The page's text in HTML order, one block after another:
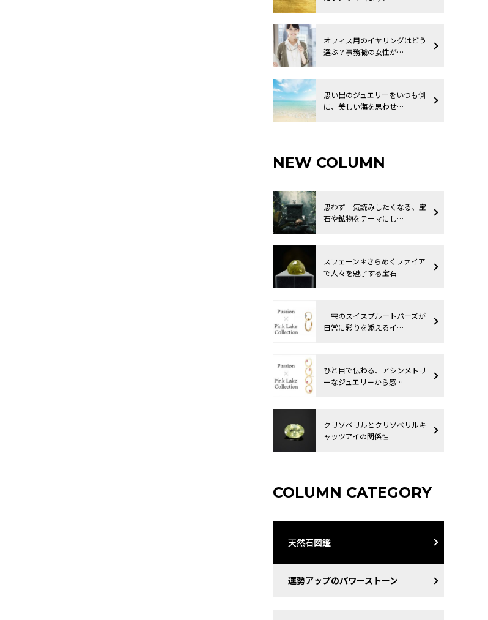
オフィス用のイヤリングはどう
選ぶ？事務職の女性が…
思い出のジュエリーをいつも側
に、美しい海を思わせ…
NEW COLUMN
思わず一気読みしたくなる、宝
石や鉱物をテーマにし…
スフェーン＊きらめくファイア
で人々を魅了する宝石
一雫のスイスブルートパーズが
日常に彩りを添えるイ…
ひと目で伝わる、アシンメトリ
ーなジュエリーから感…
クリソベリルとクリソベリルキ
ャッツアイの関係性
COLUMN CATEGORY
天然石図鑑
運勢アップのパワーストーン